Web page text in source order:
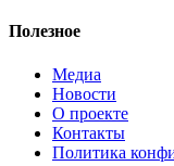
Полезное
Медиа
Новости
О проекте
Контакты
Политика